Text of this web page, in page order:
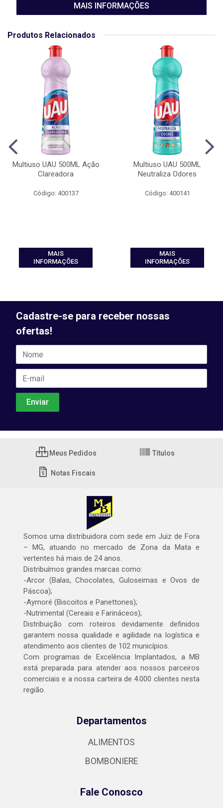
MAIS INFORMAÇÕES
Produtos Relacionados
Multiuso UAU 500ML Ação
Clareadora
Código: 400137
MAIS
INFORMAÇÕES
Multiuso UAU 500ML
Neutraliza Odores
Código: 400141
MAIS
INFORMAÇÕES
Cadastre-se para receber nossas
ofertas!
Meus Pedidos Títulos
Notas Fiscais
Somos uma distribuidora com sede em Juiz de Fora
– MG, atuando no mercado de Zona da Mata e
vertentes há mais de 24 anos.
Distribuímos grandes marcas como:
-Arcor (Balas, Chocolates, Guloseimas e Ovos de
Páscoa);
-Aymoré (Biscoitos e Panettones);
-Nutrimental (Cereais e Farináceos);
Distribuição com roteiros devidamente definidos
garantem nossa qualidade e agilidade na logística e
atendimento aos clientes de 102 municípios.
Com programas de Excelência Implantados, a MB
está preparada para atender aos nossos parceiros
comerciais e a nossa carteira de 4.000 clientes nesta
região.
Departamentos
ALIMENTOS
BOMBONIERE
Fale Conosco